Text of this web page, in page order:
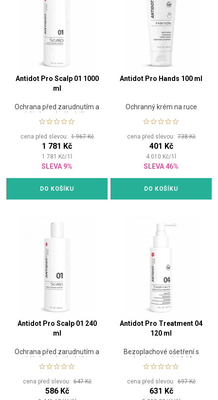
Antidot Pro Scalp 01 1000
ml
Ochrana před zarudnutím a
svěděním pokožky během
barvení vlasů
cena před slevou:1 967 Kč
1 781 Kč
1 781 Kč/1
SLEVA 9%
DO KOŠÍKU
Antidot Pro Hands 100 ml
Ochranný krém na ruce
cena před slevou:738 Kč
401 Kč
4 010 Kč/1
SLEVA 46%
DO KOŠÍKU
Antidot Pro Scalp 01 240
ml
Ochrana před zarudnutím a
svěděním pokožky během
barvení vlasů
cena před slevou:647 Kč
586 Kč
Antidot Pro Treatment 04
120 ml
Bezoplachové ošetření s
obsahem směsi A12
cena před slevou:697 Kč
631 Kč